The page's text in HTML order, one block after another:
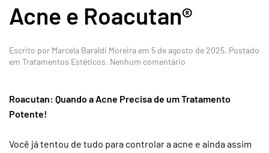
Acne e Roacutan®
Escrito por Marcela Baraldi Moreira em 5 de agosto de 2025. Postado
em Tratamentos Estéticos. Nenhum comentário
Roacutan®
Roacutan: Quando a Acne Precisa de um Tratamento
Potente!
Você já tentou de tudo para controlar a acne e ainda assim